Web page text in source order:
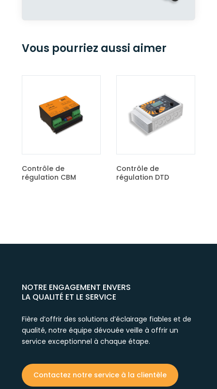
Vous pourriez aussi aimer
Contrôle de
régulation DTD
Contrôle de
régulation ECO
NOTRE ENGAGEMENT ENVERS
LA QUALITÉ ET LE SERVICE
Fière d’offrir des solutions d’éclairage fiables et de
qualité, notre équipe dévouée veille à offrir un
service exceptionnel à chaque étape.
Contactez notre service à la clientèle